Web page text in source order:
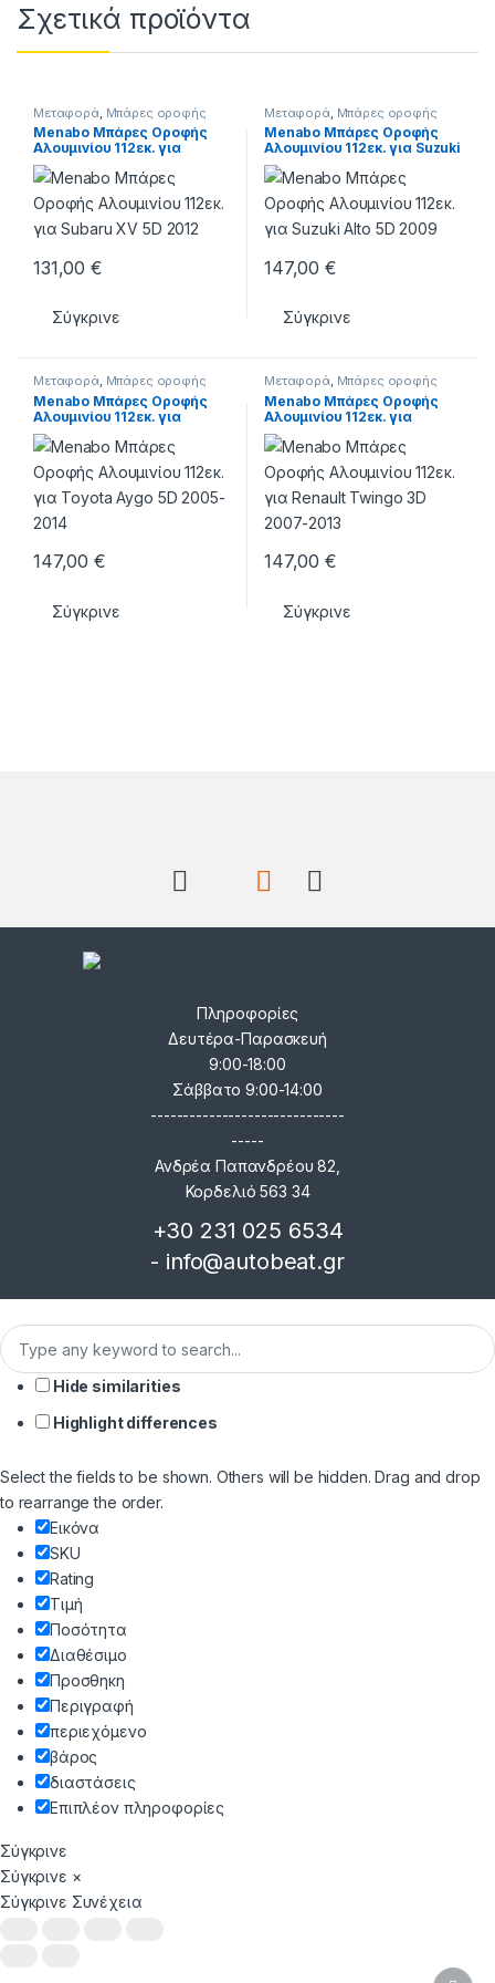
Σχετικά προϊόντα
Μεταφορά, Μπάρες οροφής
Menabo Μπάρες Οροφής
Αλουμινίου 112εκ. για
Subaru XV 5D 2012
131,00€
Σύγκρινε
Μεταφορά, Μπάρες οροφής
Menabo Μπάρες Οροφής
Αλουμινίου 112εκ. για Suzuki
Alto 5D 2009
147,00€
Σύγκρινε
Μεταφορά, Μπάρες οροφής
Menabo Μπάρες Οροφής
Αλουμινίου 112εκ. για
Toyota Aygo 5D 2005-2014
147,00€
Σύγκρινε
Μεταφορά, Μπάρες οροφής
Menabo Μπάρες Οροφής
Αλουμινίου 112εκ. για
Renault Twingo 3D 2007-
2013
147,00€
Σύγκρινε
Πληροφορίες
Δευτέρα-Παρασκευή
9:00-18:00
Σάββατο 9:00-14:00
------------------------------
-----
Ανδρέα Παπανδρέου 82,
Κορδελιό 563 34
+30 231 025 6534
- info@autobeat.gr
Hide similarities
Highlight differences
Select the fields to be shown. Others will be hidden. Drag and drop
to rearrange the order.
Εικόνα
SKU
Rating
Τιμή
Ποσότητα
Διαθέσιμο
Προσθηκη
Περιγραφή
περιεχόμενο
βάρος
διαστάσεις
Επιπλέον πληροφορίες
Σύγκρινε
Σύγκρινε ×
Σύγκρινε Συνέχεια